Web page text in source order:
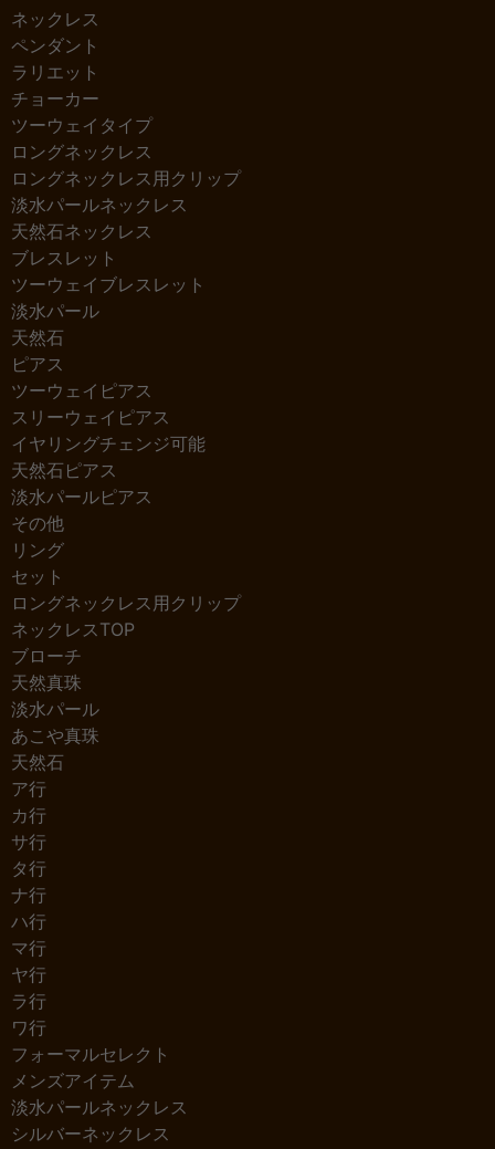
ネックレス
ペンダント
ラリエット
チョーカー
ツーウェイタイプ
ロングネックレス
ロングネックレス用クリップ
淡水パールネックレス
天然石ネックレス
ブレスレット
ツーウェイブレスレット
淡水パール
天然石
ピアス
ツーウェイピアス
スリーウェイピアス
イヤリングチェンジ可能
天然石ピアス
淡水パールピアス
その他
リング
セット
ロングネックレス用クリップ
ネックレスTOP
ブローチ
天然真珠
淡水パール
あこや真珠
天然石
ア行
カ行
サ行
タ行
ナ行
ハ行
マ行
ヤ行
ラ行
ワ行
フォーマルセレクト
メンズアイテム
淡水パールネックレス
シルバーネックレス